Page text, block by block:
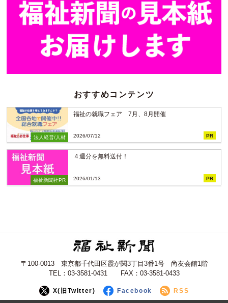
おすすめコンテンツ
法人経営/人材
福祉の就職フェア 7月、8月開催
2026/07/12 PR
福祉新聞社PR
４週分を無料送付！
2026/01/13 PR
〒100-0013 東京都千代田区霞が関3丁目3番1号 尚友会館1階
TEL：03-3581-0431 FAX：03-3581-0433
X(旧Twitter) Facebook RSS